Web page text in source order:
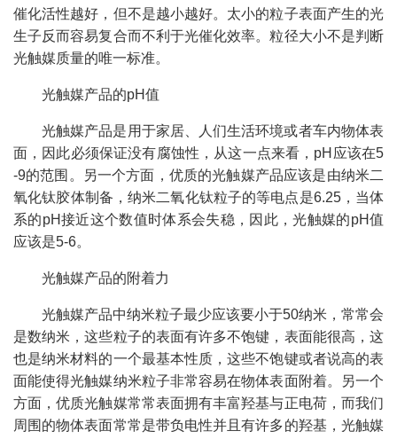
催化活性越好，但不是越小越好。太小的粒子表面产生的光
生子反而容易复合而不利于光催化效率。粒径大小不是判断
光触媒质量的唯一标准。
光触媒产品的pH值
光触媒产品是用于家居、人们生活环境或者车内物体表
面，因此必须保证没有腐蚀性，从这一点来看，pH应该在5
-9的范围。另一个方面，优质的光触媒产品应该是由纳米二
氧化钛胶体制备，纳米二氧化钛粒子的等电点是6.25，当体
系的pH接近这个数值时体系会失稳，因此，光触媒的pH值
应该是5-6。
光触媒产品的附着力
光触媒产品中纳米粒子最少应该要小于50纳米，常常会
是数纳米，这些粒子的表面有许多不饱键，表面能很高，这
也是纳米材料的一个最基本性质，这些不饱键或者说高的表
面能使得光触媒纳米粒子非常容易在物体表面附着。另一个
方面，优质光触媒常常表面拥有丰富羟基与正电荷，而我们
周围的物体表面常常是带负电性并且有许多的羟基，光触媒